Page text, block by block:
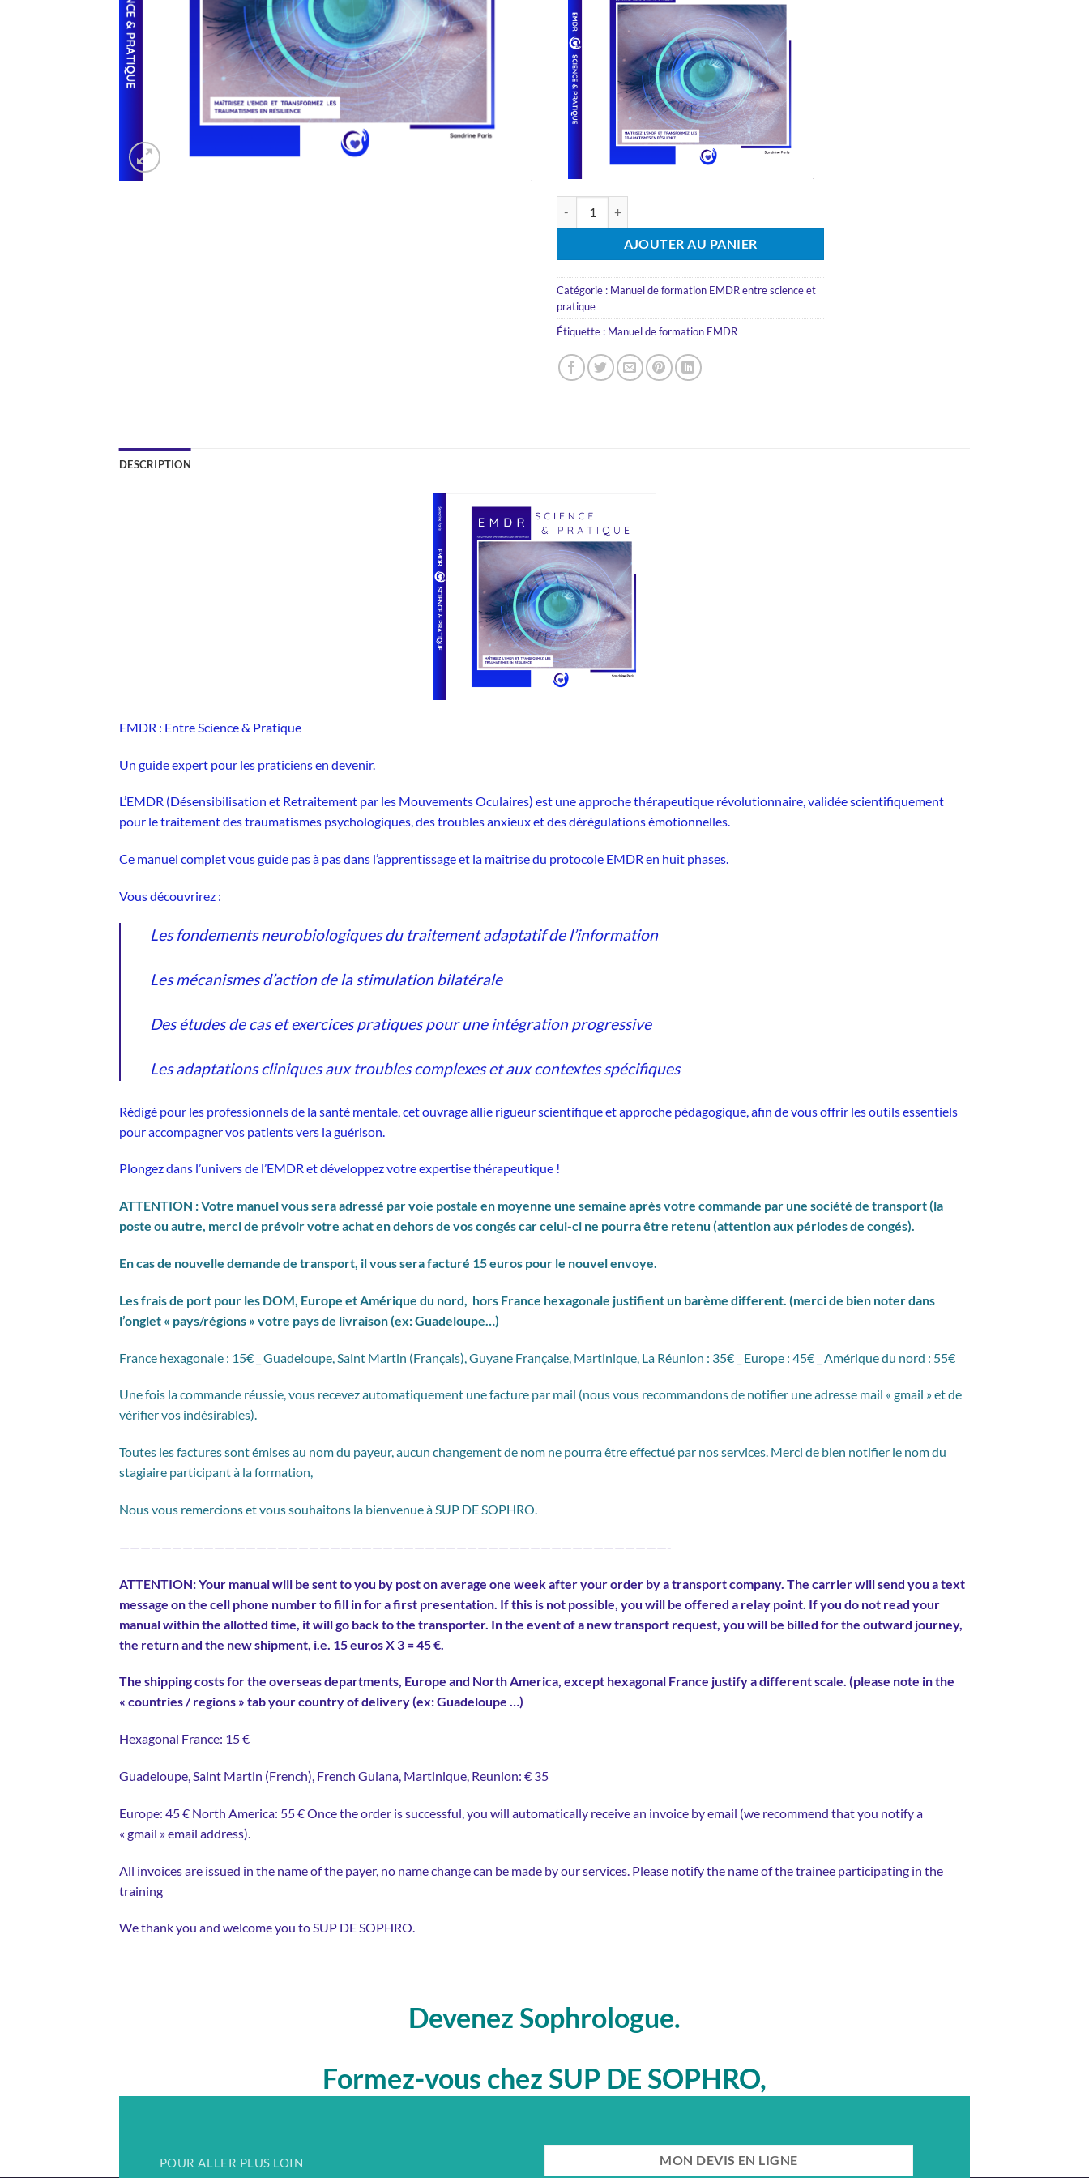
AJOUTER AU PANIER
Catégorie : Manuel de formation EMDR entre science et
pratique
Étiquette : Manuel de formation EMDR
DESCRIPTION
EMDR : Entre Science & Pratique
Un guide expert pour les praticiens en devenir.
L’EMDR (Désensibilisation et Retraitement par les Mouvements Oculaires) est une approche thérapeutique révolutionnaire, validée scientifiquement
pour le traitement des traumatismes psychologiques, des troubles anxieux et des dérégulations émotionnelles.
Ce manuel complet vous guide pas à pas dans l’apprentissage et la maîtrise du protocole EMDR en huit phases.
Vous découvrirez :
Les fondements neurobiologiques du traitement adaptatif de l’information
Les mécanismes d’action de la stimulation bilatérale
Des études de cas et exercices pratiques pour une intégration progressive
Les adaptations cliniques aux troubles complexes et aux contextes spécifiques
Rédigé pour les professionnels de la santé mentale, cet ouvrage allie rigueur scientifique et approche pédagogique, afin de vous offrir les outils essentiels
pour accompagner vos patients vers la guérison.
Plongez dans l’univers de l’EMDR et développez votre expertise thérapeutique !
ATTENTION : Votre manuel vous sera adressé par voie postale en moyenne une semaine après votre commande par une société de transport (la
poste ou autre, merci de prévoir votre achat en dehors de vos congés car celui-ci ne pourra être retenu (attention aux périodes de congés).
En cas de nouvelle demande de transport, il vous sera facturé 15 euros pour le nouvel envoye.
Les frais de port pour les DOM, Europe et Amérique du nord, hors France hexagonale justifient un barème different. (merci de bien noter dans
l’onglet « pays/régions » votre pays de livraison (ex: Guadeloupe…)
France hexagonale : 15€ _ Guadeloupe, Saint Martin (Français), Guyane Française, Martinique, La Réunion : 35€ _ Europe : 45€ _ Amérique du nord : 55€
Une fois la commande réussie, vous recevez automatiquement une facture par mail (nous vous recommandons de notifier une adresse mail « gmail » et de
vérifier vos indésirables).
Toutes les factures sont émises au nom du payeur, aucun changement de nom ne pourra être effectué par nos services. Merci de bien notifier le nom du
stagiaire participant à la formation,
Nous vous remercions et vous souhaitons la bienvenue à SUP DE SOPHRO.
————————————————————————————————————————————————————-
ATTENTION: Your manual will be sent to you by post on average one week after your order by a transport company. The carrier will send you a text
message on the cell phone number to fill in for a first presentation. If this is not possible, you will be offered a relay point. If you do not read your
manual within the allotted time, it will go back to the transporter. In the event of a new transport request, you will be billed for the outward journey,
the return and the new shipment, i.e. 15 euros X 3 = 45 €.
The shipping costs for the overseas departments, Europe and North America, except hexagonal France justify a different scale. (please note in the
« countries / regions » tab your country of delivery (ex: Guadeloupe …)
Hexagonal France: 15 €
Guadeloupe, Saint Martin (French), French Guiana, Martinique, Reunion: € 35
Europe: 45 € North America: 55 € Once the order is successful, you will automatically receive an invoice by email (we recommend that you notify a
« gmail » email address).
All invoices are issued in the name of the payer, no name change can be made by our services. Please notify the name of the trainee participating in the
training
We thank you and welcome you to SUP DE SOPHRO.
Devenez Sophrologue.
Formez-vous chez SUP DE SOPHRO,
et faites de votre passion un métier !
POUR ALLER PLUS LOIN MON DEVIS EN LIGNE